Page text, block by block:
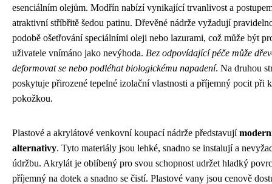
esenciálním olejům. Modřín nabízí vynikající trvanlivost a
atraktivní stříbřitě šedou patinu. Dřevěné nádrže vyžadují
podobě ošetřování speciálními oleji nebo lazurami, což může být
uživatele vnímáno jako nevýhoda. Bez odpovídající péče může
deformovat se nebo podléhat biologickému napadení. Na druhou
poskytuje přirozené tepelné izolační vlastnosti a příjemný pocit při
pokožkou.
Plastové a akrylátové venkovní koupací nádrže představují
alternativy. Tyto materiály jsou lehké, snadno se instalují a
údržbu. Akrylát je oblíbený pro svou schopnost udržet hladký
příjemný na dotek a snadno se čistí. Plastové vany jsou cenově